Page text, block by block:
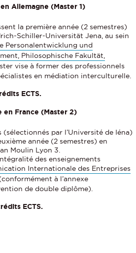
Allemagne (Master 1)
la première année (2 semestres)
Schiller-Universität Jena, au sein
Personalentwicklung und
Philosophische Fakultät,
vise à former des professionnels
en médiation interculturelle.
ECTS.
en France (Master 2)
par l’Université de Iéna)
année (2 semestres) en
Moulin Lyon 3.
des enseignements
Internationale des Entreprises
à l’annexe
de double diplôme).
ECTS.